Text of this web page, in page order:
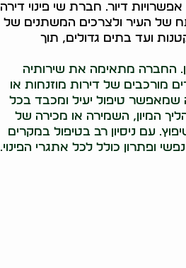
מגוון רחב של אפשרויות דיור. חברת שי פינוי דירה
של העיר ולצרכים המשתנים של
ועד בתים גדולים, תוך
החברה מתאימה את שירותיה
מורכבים של דירות מוזנחות או
שמאפשר טיפול יעיל ומכבד בכל
המיון, השמירה או מכירה של
עם ניסיון רב בטיפול במקרים
ופתרון כולל לכל אתגרי הפינוי.